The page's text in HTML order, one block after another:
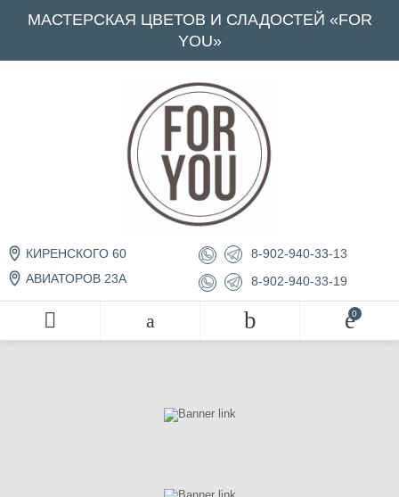
МАСТЕРСКАЯ ЦВЕТОВ И СЛАДОСТЕЙ «FOR
YOU»
КИРЕНСКОГО 60
АВИАТОРОВ 23А
8-902-940-33-13
8-902-940-33-19